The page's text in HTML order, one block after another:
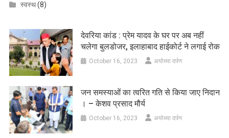
स्वस्थ(8)
देवरिया कांड : प्रेम यादव के घर पर अब नहीं
चलेगा बुलडोजर, इलाहाबाद हाईकोर्ट ने लगाई रोक
October 16, 2023 अयोध्या दर्पण
जन समस्याओं का त्वरित गति से किया जाए निदान
। – केशव प्रसाद मौर्य
October 16, 2023 अयोध्या दर्पण